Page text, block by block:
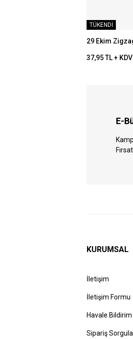
TÜKENDİ
29 Ekim
37,95 TL + KDV
E-
KURUMSAL
İletişim
İletişim Formu
Havale
Sipariş Sorgula